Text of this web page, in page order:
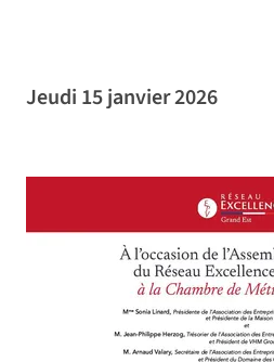
Jeudi 15 janvier 2026